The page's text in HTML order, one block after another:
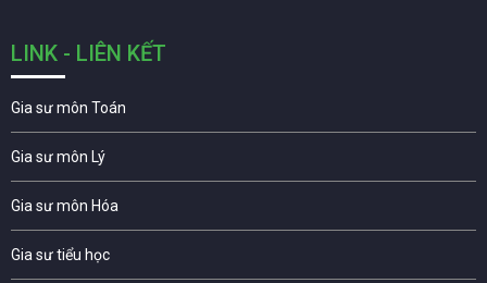
LINK - LIÊN KẾT
Gia sư môn Toán
Gia sư môn Lý
Gia sư môn Hóa
Gia sư tiểu học